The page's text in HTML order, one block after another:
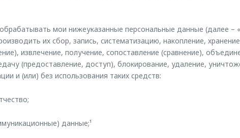
мои нижеуказанные персональные данные (далее –
их сбор, запись, систематизацию, накопление,
извлечение, получение, сопоставление (сравнение),
(предоставление, доступ), блокирование, удаление,
и (или) без использования таких средств:
данные;¹